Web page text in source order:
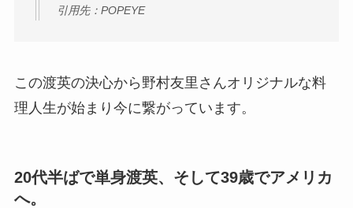
引用先：POPEYE
この渡英の決心から野村友里さんオリジナルな料
理人生が始まり今に繋がっています。
20代半ばで単身渡英、そして39歳でアメリカ
へ。